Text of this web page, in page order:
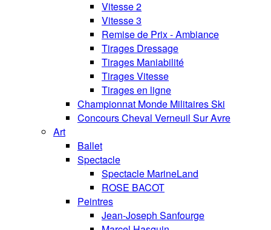
Vitesse 2
Vitesse 3
Remise de Prix - Ambiance
Tirages Dressage
Tirages Maniabilité
Tirages Vitesse
Tirages en ligne
Championnat Monde Militaires Ski
Concours Cheval Verneuil Sur Avre
Art
Ballet
Spectacle
Spectacle MarineLand
ROSE BACOT
Peintres
Jean-Joseph Sanfourge